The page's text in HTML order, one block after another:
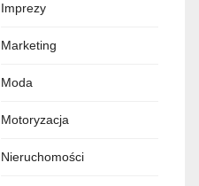
Imprezy
Marketing
Moda
Motoryzacja
Nieruchomości